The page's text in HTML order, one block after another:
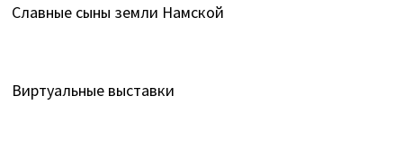
Славные сыны земли Намской
Виртуальные выставки